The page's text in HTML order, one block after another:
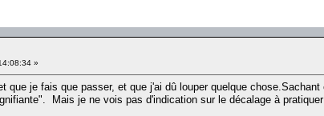
»
que je fais que passer, et que j'ai dû louper quelque
Mais je ne vois pas d'indication sur le décalage à